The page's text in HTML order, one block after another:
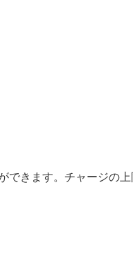
できます。チャージの